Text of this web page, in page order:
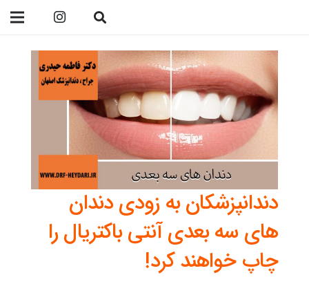
دندانپزشکان به زودی دندان
های سه بعدی آنتی باکتریال را
چاپ خواهند کرد!